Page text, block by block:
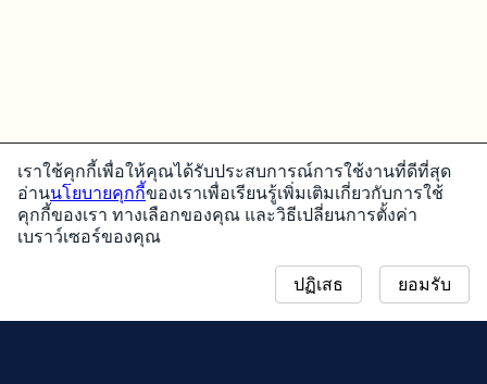
เราใช้คุกกี้เพื่อให้คุณได้รับประสบการณ์การใช้งานที่ดีที่สุด
อ่านนโยบายคุกกี้ของเราเพื่อเรียนรู้เพิ่มเติมเกี่ยวกับการใช้
คุกกี้ของเรา ทางเลือกของคุณ และวิธีเปลี่ยนการตั้งค่า
เบราว์เซอร์ของคุณ
ยอมรับ
ปฏิเสธ